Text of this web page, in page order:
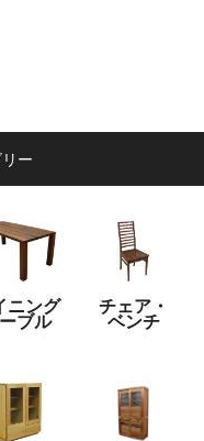
ー
ニング
ブル
チェア・
ベンチ